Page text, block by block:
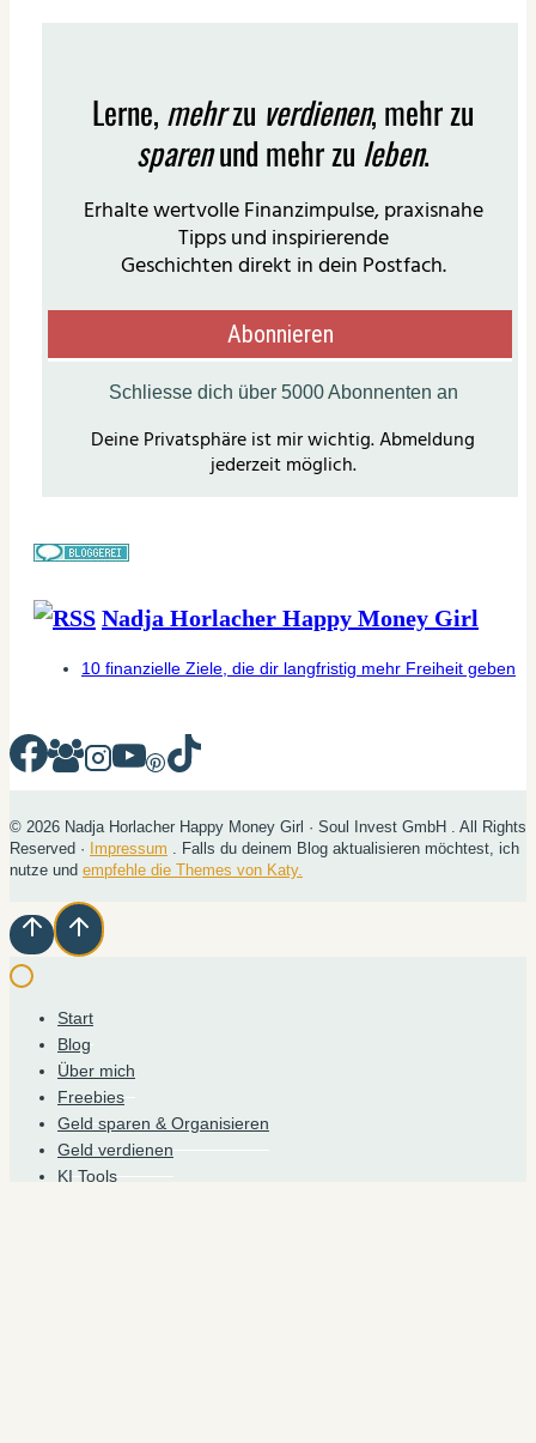
Nadja Horlacher Happy Money Girl
10 finanzielle Ziele, die dir langfristig mehr Freiheit geben
© 2026 Nadja Horlacher Happy Money Girl · Soul Invest GmbH . All Rights
Reserved · Impressum . Falls du deinem Blog aktualisieren möchtest, ich
nutze und empfehle die Themes von Katy.
Start
Blog
Über mich
Freebies
Geld sparen & Organisieren
Geld verdienen
KI Tools